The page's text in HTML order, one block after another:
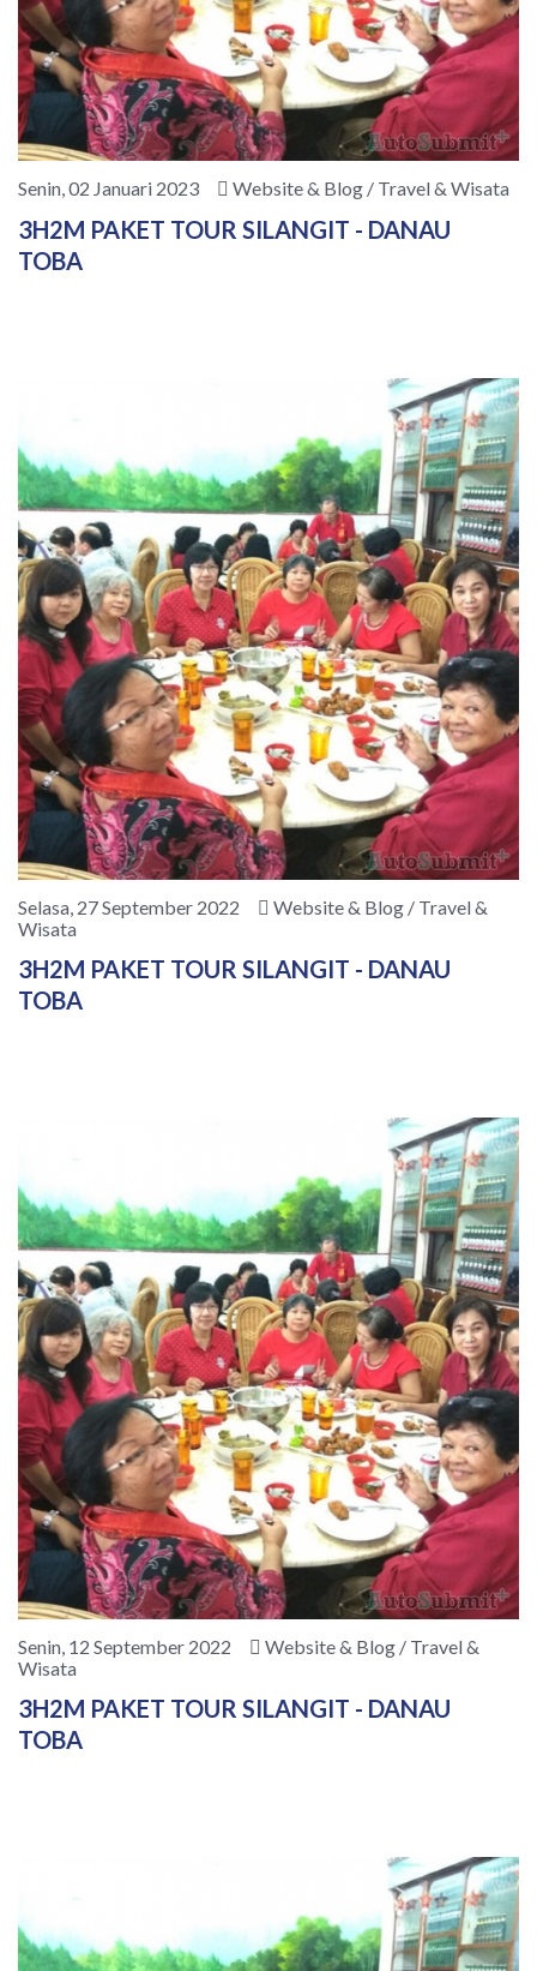
Senin, 02 Januari 2023 Website & Blog / Travel & Wisata
3H2M PAKET TOUR SILANGIT - DANAU
TOBA
Selasa, 27 September 2022
Website & Blog / Travel &
Wisata
3H2M PAKET TOUR SILANGIT - DANAU
TOBA
Senin, 12 September 2022
Website & Blog / Travel &
Wisata
3H2M PAKET TOUR SILANGIT - DANAU
TOBA